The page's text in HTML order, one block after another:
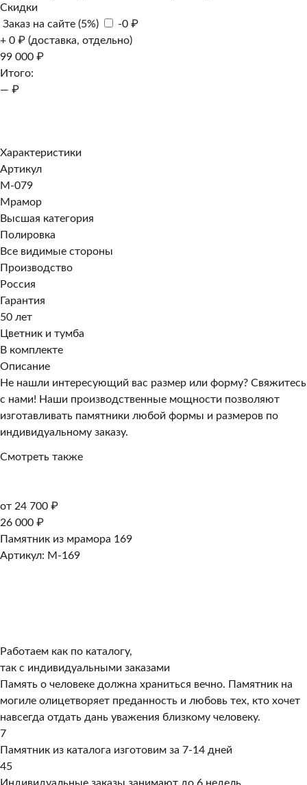
Скидки
Заказ на сайте (5%)
-0 ₽
+ 0 ₽ (доставка, отдельно)
99 000 ₽
Итого:
— ₽
Характеристики
Артикул
M-079
Мрамор
Высшая категория
Полировка
Все видимые стороны
Производство
Россия
Гарантия
50 лет
Цветник и тумба
В комплекте
Описание
Не нашли интересующий вас размер или форму? Свяжитесь
с нами! Наши производственные мощности позволяют
изготавливать памятники любой формы и размеров по
индивидуальному заказу.
Смотреть также
от 24 700 ₽
26 000 ₽
Памятник из мрамора 169
Артикул: M-169
Работаем как по каталогу,
так с индивидуальными заказами
Память о человеке должна храниться вечно. Памятник на
могиле олицетворяет преданность и любовь тех, кто хочет
навсегда отдать дань уважения близкому человеку.
7
Памятник из каталога изготовим за 7-14 дней
45